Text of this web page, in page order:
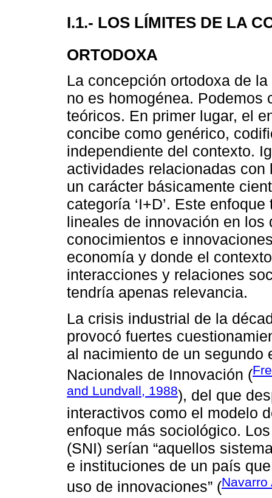
I.1.- LOS LÍMITES DE LA
ORTODOXA
La concepción ortodoxa de
no es homogénea. Podemos
teóricos. En primer lugar, el
concibe como genérico,
independiente del contexto.
actividades relacionadas
un carácter básicamente
categoría ‘I+D’. Este
lineales de innovación en
conocimientos e
economía y donde el
interacciones y relaciones
tendría apenas relevancia.
La crisis industrial de la
provocó fuertes
al nacimiento de un segundo
Nacionales de Innovación (
and Lundvall, 1988), del que
interactivos como el modelo
enfoque más sociológico.
(SNI) serían “aquellos
e instituciones de un país
uso de innovaciones” (Navarro